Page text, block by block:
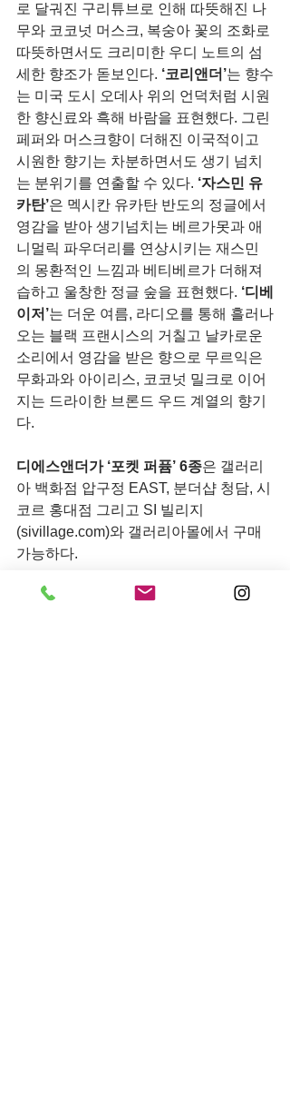
로 달궈진 구리튜브로 인해 따뜻해진 나
무와 코코넛 머스크, 복숭아 꽃의 조화로
따뜻하면서도 크리미한 우디 노트의 섬
세한 향조가 돋보인다. ‘코리앤더’는 향수
는 미국 도시 오데사 위의 언덕처럼 시원
한 향신료와 흑해 바람을 표현했다. 그린
페퍼와 머스크향이 더해진 이국적이고
시원한 향기는 차분하면서도 생기 넘치
는 분위기를 연출할 수 있다. ‘자스민 유
카탄’은 멕시칸 유카탄 반도의 정글에서
영감을 받아 생기넘치는 베르가못과 애
니멀릭 파우더리를 연상시키는 재스민
의 몽환적인 느낌과 베티베르가 더해져
습하고 울창한 정글 숲을 표현했다. ‘디베
이저’는 더운 여름, 라디오를 통해 흘러나
오는 블랙 프랜시스의 거칠고 날카로운
소리에서 영감을 받은 향으로 무르익은
무화과와 아이리스, 코코넛 밀크로 이어
지는 드라이한 브론드 우드 계열의 향기
다.
디에스앤더가 ‘포켓 퍼퓸’ 6종은 갤러리
아 백화점 압구정 EAST, 분더샵 청담, 시
코르 홍대점 그리고 SI 빌리지
(sivillage.com)와 갤러리아몰에서 구매
가능하다.